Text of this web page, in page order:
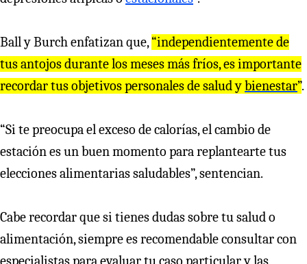
Ball y Burch enfatizan que,“independientemente de
tus antojos durante los meses más fríos, es importante
recordar tus objetivos personales de salud ybienestar”.
“Si te preocupa el exceso de calorías, el cambio de
estación es un buen momento para replantearte tus
elecciones alimentarias saludables”, sentencian.
Cabe recordar que si tienes dudas sobre tu salud o
alimentación, siempre es recomendable consultar con